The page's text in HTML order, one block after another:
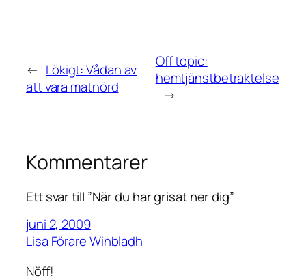
← Lökigt: Vådan av
att vara matnörd
Off topic:
hemtjänstbetraktelse
→
Kommentarer
Ett svar till ”När du har grisat ner dig”
juni 2, 2009
Lisa Förare Winbladh
Nöff!